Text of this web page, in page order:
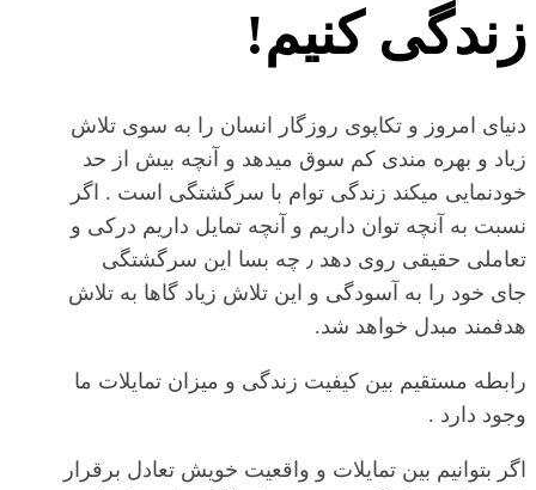
زندگی کنیم!
دنیای امروز و تکاپوی روزگار انسان را به سوی تلاش
زیاد و بهره مندی کم سوق میدهد و آنچه بیش از حد
خودنمایی میکند زندگی توام با سرگشتگی است . اگر
نسبت به آنچه توان داریم و آنچه تمایل داریم درکی و
تعاملی حقیقی روی دهد ٫ چه بسا این سرگشتگی
جای خود را به آسودگی و این تلاش زیاد گاها به تلاش
هدفمند مبدل خواهد شد.
رابطه مستقیم بین کیفیت زندگی و میزان تمایلات ما
وجود دارد .
اگر بتوانیم بین تمایلات و واقعیت خویش تعادل برقرار